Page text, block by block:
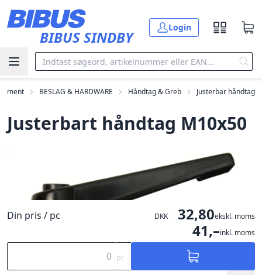
BIBUS SINDBY
Login
BESLAG & HARDWARE Håndtag & Greb Justerbar håndtag
Justerbart håndtag M10x50
Din pris / pc DKK 32,80ekskl. moms
41,–inkl. moms
pc